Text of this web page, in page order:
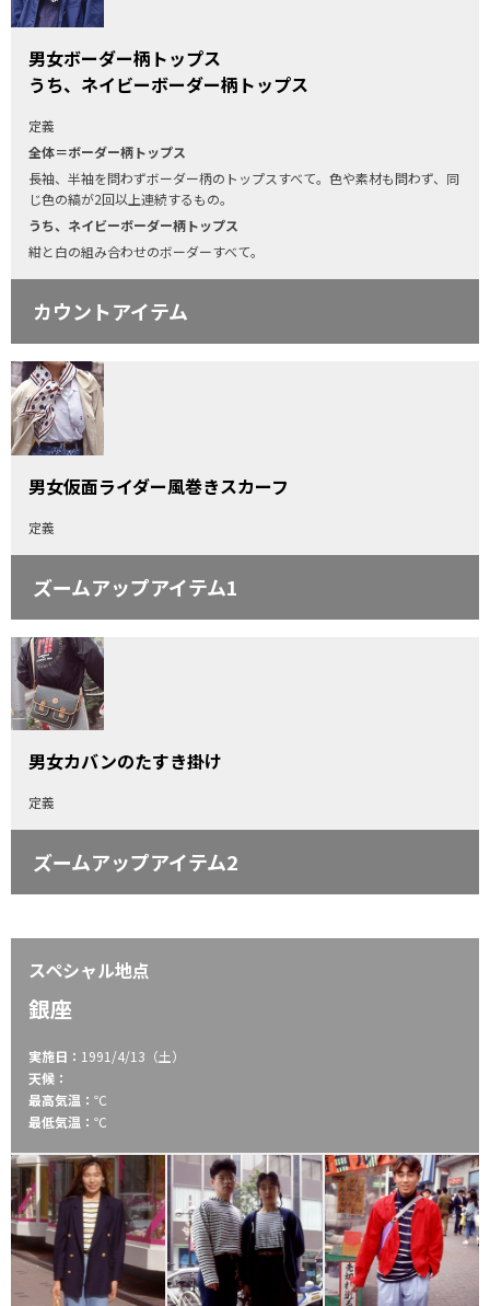
男女ボーダー柄トップス
うち、ネイビーボーダー柄トップス
定義
全体＝ボーダー柄トップス
長袖、半袖を問わずボーダー柄のトップスすべて。色や素材も問わず、同
じ色の縞が2回以上連続するもの。
うち、ネイビーボーダー柄トップス
紺と白の組み合わせのボーダーすべて。
カウントアイテム
男女仮面ライダー風巻きスカーフ
定義
ズームアップアイテム1
男女カバンのたすき掛け
定義
ズームアップアイテム2
スペシャル地点
銀座
実施日： 1991/4/13（土）
天候：
最高気温： ℃
最低気温： ℃